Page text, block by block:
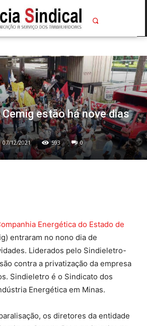
estão há nove dias
07/12/2021 593 0
Energética do Estado de
entraram no nono dia de
Liderados pelo Sindieletro-
contra a privatização da empresa
Sindieletro é o Sindicato dos
Energética em Minas.
os diretores da entidade